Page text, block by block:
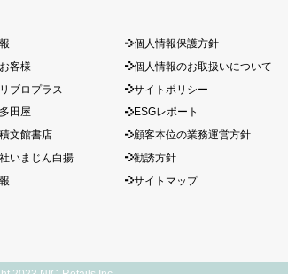
客様
ブロプラス
田屋
文館書店
いまじん白揚
個人情報保護方針
個人情報のお取扱いについて
サイトポリシー
ESGレポート
顧客本位の業務運営方針
勧誘方針
サイトマップ